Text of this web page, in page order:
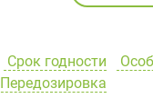
Срок годности
Передозировка